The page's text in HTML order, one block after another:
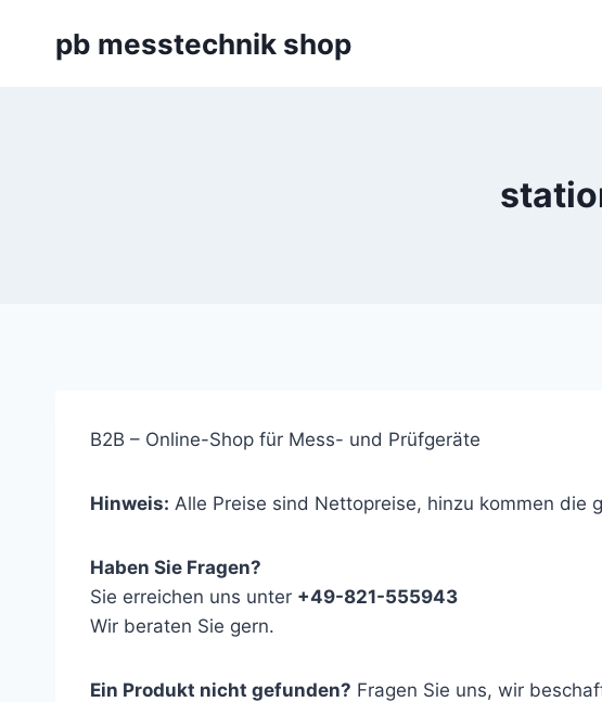
pb messtechnik shop
B2B – Online-Shop für Mess- und Prüfgeräte
Hinweis: Alle Preise sind Nettopreise, hinzu kommen die
Haben Sie Fragen?
Sie erreichen uns unter +49-821-555943
Wir beraten Sie gern.
Ein Produkt nicht gefunden? Fragen Sie uns, wir